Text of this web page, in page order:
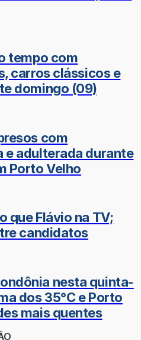
tempo com
carros clássicos e
domingo (09)
com
adulterada durante
Porto Velho
que Flávio na TV;
candidatos
nesta quinta-
dos 35°C e Porto
mais quentes